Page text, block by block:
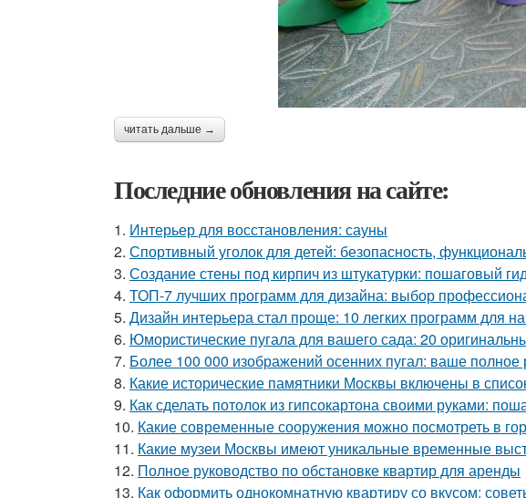
читать дальше →
Последние обновления на сайте:
1. Интерьер для восстановления: сауны
2. Спортивный уголок для детей: безопасность,
3. Создание стены под кирпич из штукатурки: пошаговый
4. ТОП-7 лучших программ для дизайна: выбор
5. Дизайн интерьера стал проще: 10 легких программ для
6. Юмористические пугала для вашего сада: 20
7. Более 100 000 изображений осенних пугал: ваше полное
8. Какие исторические памятники Москвы включены в
9. Как сделать потолок из гипсокартона своими руками:
10. Какие современные сооружения можно посмотреть в
11. Какие музеи Москвы имеют уникальные временные
12. Полное руководство по обстановке квартир для аренды
13. Как оформить однокомнатную квартиру со вкусом: